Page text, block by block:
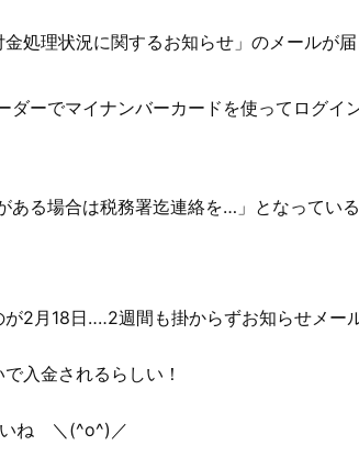
処理状況に関するお知らせ」のメールが届
ダーでマイナンバーカードを使ってログイ
ある場合は税務署迄連絡を…」となっている
2月18日‥‥2週間も掛からずお知らせメー
入金されるらしい！
いね ＼(^o^)／